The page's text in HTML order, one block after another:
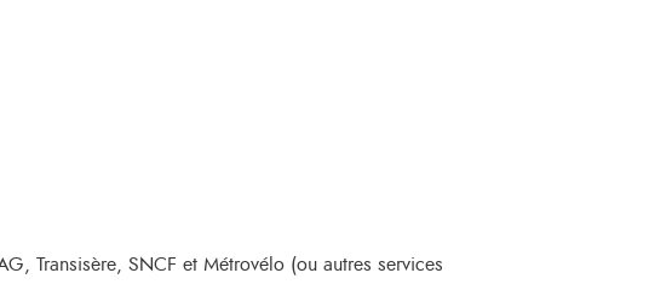
Transisère, SNCF et Métrovélo (ou autres services